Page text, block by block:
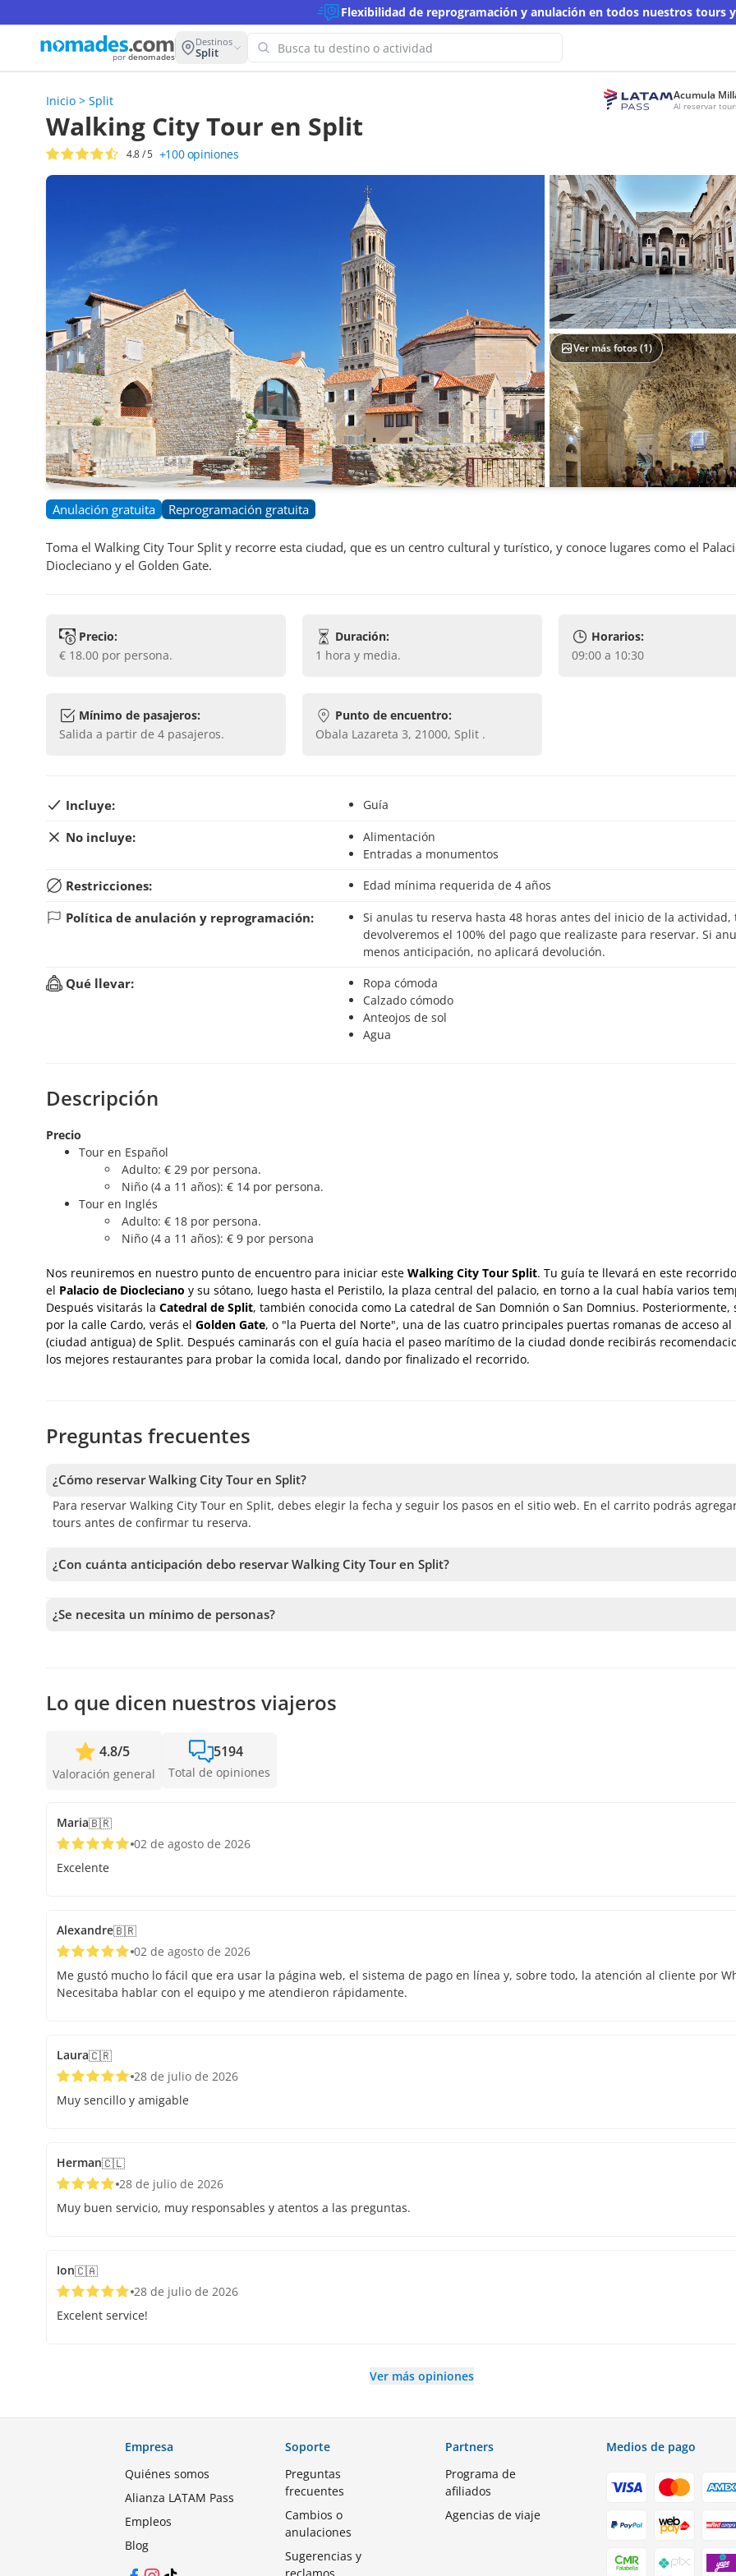
Flexibilidad de reprogramación y anulación en todos nuestros tours
por denomades
Destinos
Split
para esta búsqueda
Ver más fotos (1)
Acumula
Al reservar
Inicio > Split
Walking City Tour en Split
4.8/ 5 +100 opiniones
Anulación gratuita Reprogramación gratuita
Toma el Walking City Tour Split y recorre esta ciudad, que es un centro cultural y turístico, y conoce lugares como el
Diocleciano y el Golden Gate.
Precio:
€ 18.00 por persona.
Duración:
1 hora y media.
Horarios:
09:00 a 10:30
Mínimo de pasajeros:
Salida a partir de 4 pasajeros.
Punto de encuentro:
Obala Lazareta 3, 21000, Split .
Incluye: Guía
No incluye:
Alimentación
Entradas a monumentos
Restricciones: Edad mínima requerida de 4 años
Política de anulación y reprogramación:
Si anulas tu reserva hasta 48 horas antes del inicio de la actividad, te
devolveremos el 100% del pago que realizaste para reservar. Si
menos anticipación, no aplicará devolución.
Qué llevar:
Ropa cómoda
Calzado cómodo
Anteojos de sol
Agua
Descripción
Precio
Tour en Español
Adulto: € 29 por persona.
Niño (4 a 11 años): € 14 por persona.
Tour en Inglés
Adulto: € 18 por persona.
Niño (4 a 11 años): € 9 por persona
Nos reuniremos en nuestro punto de encuentro para iniciar este Walking City Tour Split. Tu guía te llevará en este
el Palacio de Diocleciano y su sótano, luego hasta el Peristilo, la plaza central del palacio, en torno a la cual había varios
Después visitarás la Catedral de Split, también conocida como La catedral de San Domnión o San Domnius. Posteriormente,
por la calle Cardo, verás el Golden Gate, o "la Puerta del Norte", una de las cuatro principales puertas romanas de acceso al
(ciudad antigua) de Split. Después caminarás con el guía hacia el paseo marítimo de la ciudad donde recibirás
los mejores restaurantes para probar la comida local, dando por finalizado el recorrido.
Preguntas frecuentes
¿Cómo reservar Walking City Tour en Split?
Para reservar Walking City Tour en Split, debes elegir la fecha y seguir los pasos en el sitio web. En el carrito podrás
tours antes de confirmar tu reserva.
¿Con cuánta anticipación debo reservar Walking City Tour en Split?
anticipación posible para asegurar los cupos.
¿Se necesita un mínimo de personas?
Lo que dicen nuestros viajeros
4.8/5
Valoración general
5194
Total de opiniones
Maria🇧🇷
02 de agosto de 2026
Excelente
Alexandre🇧🇷
02 de agosto de 2026
Me gustó mucho lo fácil que era usar la página web, el sistema de pago en línea y, sobre todo, la atención al cliente por
Necesitaba hablar con el equipo y me atendieron rápidamente.
Laura🇨🇷
28 de julio de 2026
Muy sencillo y amigable
Herman🇨🇱
28 de julio de 2026
Muy buen servicio, muy responsables y atentos a las preguntas.
Ion🇨🇦
28 de julio de 2026
Excelent service!
Ver más opiniones
Empresa
Quiénes somos
Alianza LATAM Pass
Empleos
Blog
Soporte
Preguntas
frecuentes
Cambios o
anulaciones
Sugerencias y
Partners
Programa de
afiliados
Agencias de viaje
Medios de pago